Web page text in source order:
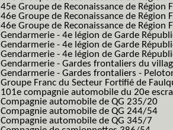
45e Groupe de Reconaissance de Région
46e Groupe de Reconaissance de Région
46e Groupe de Reconaissance de
Gendarmerie - 4e légion de Garde
Gendarmerie - 4e légion de Garde
Gendarmerie - 4e légion de Garde
Gendarmerie - Gardes frontaliers du
Gendarmerie - Gardes frontaliers -
Groupe Franc du Secteur Fortifié de
101e compagnie automobile du 20e
Compagnie automobile de QG 235/20
Compagnie automobile de QG 244/54
Compagnie automobile de QG 345/7